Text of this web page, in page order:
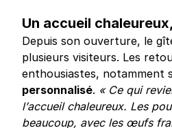
Un accueil
Depuis son ouverture, le
plusieurs visiteurs. Les
enthousiastes, notamment
personnalisé. « Ce qui
l’accueil chaleureux. Les
beaucoup, avec les œufs